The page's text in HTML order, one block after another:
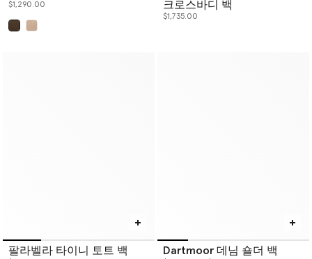
$1,290.00
크로스바디 백
$1,735.00
팔라벨라 타이니 토트 백 Dartmoor 데님 숄더 백